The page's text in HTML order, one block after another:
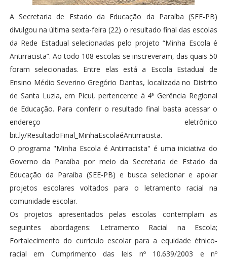
A Secretaria de Estado da Educação da Paraíba (SEE-PB)
divulgou na última sexta-feira (22) o resultado final das escolas
da Rede Estadual selecionadas pelo projeto “Minha Escola é
Antirracista”. Ao todo 108 escolas se inscreveram, das quais 50
foram selecionadas. Entre elas está a Escola Estadual de
Ensino Médio Severino Gregório Dantas, localizada no Distrito
de Santa Luzia, em Picui, pertencente à 4ª Gerência Regional
de Educação. Para conferir o resultado final basta acessar o
endereço eletrônico
bit.ly/ResultadoFinal_MinhaEscolaéAntirracista.
O programa "Minha Escola é Antirracista" é uma iniciativa do
Governo da Paraíba por meio da Secretaria de Estado da
Educação da Paraíba (SEE-PB) e busca selecionar e apoiar
projetos escolares voltados para o letramento racial na
comunidade escolar.
Os projetos apresentados pelas escolas contemplam as
seguintes abordagens: Letramento Racial na Escola;
Fortalecimento do currículo escolar para a equidade étnico-
racial em Cumprimento das leis nº 10.639/2003 e nº